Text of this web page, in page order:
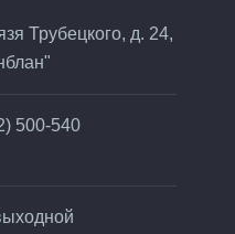
Трубецкого, д. 24,
500-540